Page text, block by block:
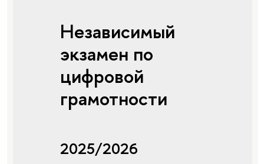
Независимый
экзамен по
цифровой
грамотности
2025/2026